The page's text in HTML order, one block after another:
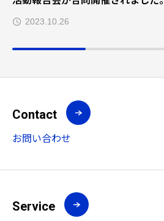
2023.10.26
Contact
お問い合わせ
Service